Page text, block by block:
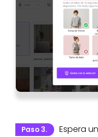
Paso 3.
Espera